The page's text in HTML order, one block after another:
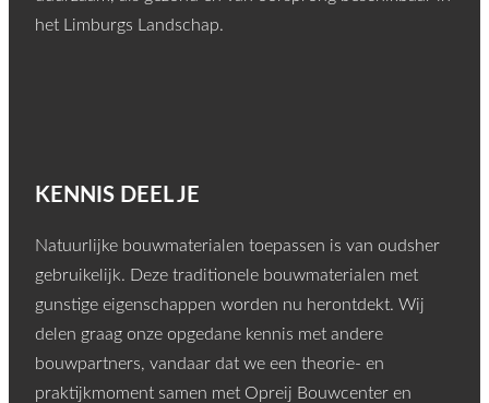
het Limburgs Landschap.
KENNIS DEEL JE
Natuurlijke bouwmaterialen toepassen is van oudsher
gebruikelijk. Deze traditionele bouwmaterialen met
gunstige eigenschappen worden nu herontdekt. Wij
delen graag onze opgedane kennis met andere
bouwpartners, vandaar dat we een theorie- en
praktijkmoment samen met Opreij Bouwcenter en